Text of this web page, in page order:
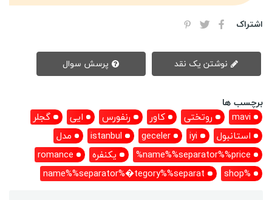
اشتراک
برچسب ها
mavi
روتختی کاور رنفورس ایی
گجلر
استانبول
iyi
geceler
istanbul
مدل
name%%separator%%price%
یکنفره
romance
%shop
name%%separator%�tegory%%separat